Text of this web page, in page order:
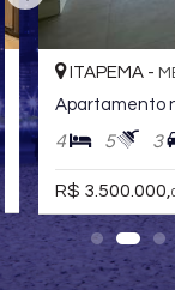
ITAPEMA -
Apartamento
4 5 3
R$ 3.500.000,